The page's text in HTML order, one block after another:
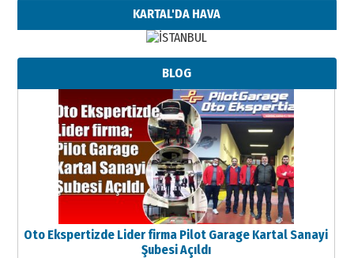
KARTAL'DA HAVA
BLOG
Oto Ekspertizde Lider firma Pilot Garage Kartal Sanayi
Şubesi Açıldı